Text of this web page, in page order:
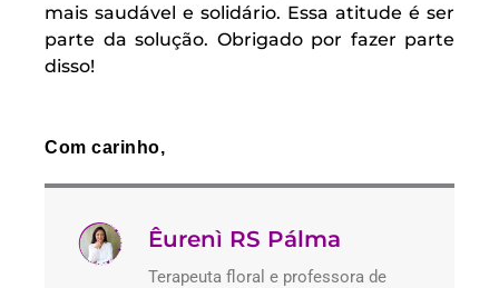
mais saudável e solidário. Essa atitude é ser
parte da solução. Obrigado por fazer parte
disso!
Com carinho,
Êurenì RS Pálma
Terapeuta floral e professora de